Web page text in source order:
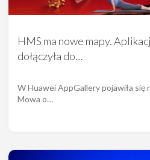
HMS ma nowe mapy.
dołączyła do…
W Huawei AppGallery pojawiła się
Mowa o…